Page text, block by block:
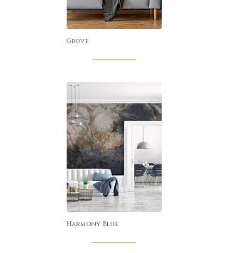
Grove
Harmony Blue